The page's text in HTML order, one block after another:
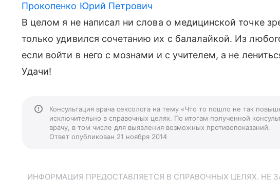
Прокопенко Юрий Петрович
В целом я не написал ни слова о медицинской точке
только удивился сочетанию их с балалайкой. Из
если войти в него с мознами и с учителем, а не
Удачи!
Консультация врача сексолога на тему «Что то пошло не так
исключительно в справочных целях. По итогам полученной
врачу, в том числе для выявления возможных противопоказаний.
Ответ опубликован 21 ноября 2014
ИНФОРМАЦИЯ ПРЕДОСТАВЛЯЕТСЯ В СПРАВОЧНЫХ ЦЕЛЯХ. НЕ